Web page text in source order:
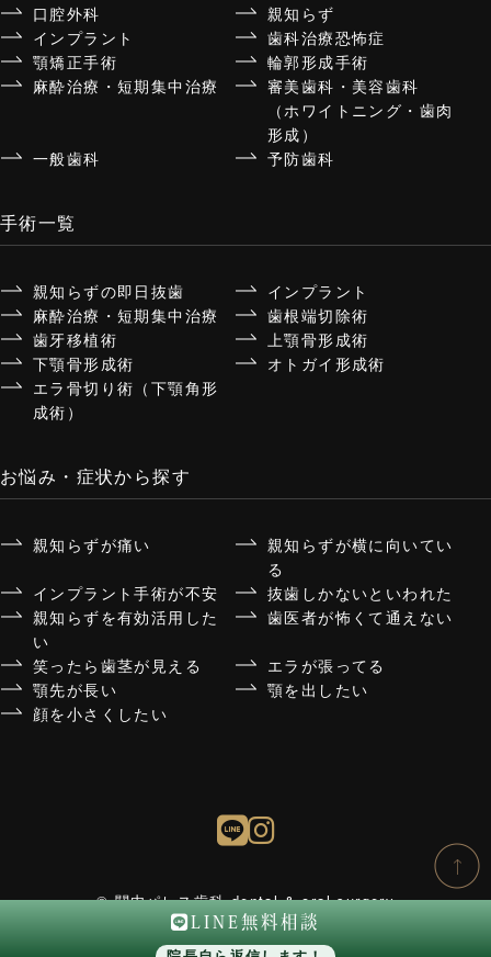
LINE無料相談
口腔外科
親知らず
インプラント
歯科治療恐怖症
顎矯正手術
輪郭形成手術
麻酔治療・短期集中治療
審美歯科・美容歯科
（ホワイトニング・歯肉
形成）
一般歯科
予防歯科
手術一覧
親知らずの即日抜歯
インプラント
麻酔治療・短期集中治療
歯根端切除術
歯牙移植術
上顎骨形成術
下顎骨形成術
オトガイ形成術
エラ骨切り術（下顎角形
成術）
お悩み・症状から探す
親知らずが痛い
親知らずが横に向いてい
る
インプラント手術が不安
抜歯しかないといわれた
親知らずを有効活用した
い
歯医者が怖くて通えない
笑ったら歯茎が見える
エラが張ってる
顎先が長い
顎を出したい
顔を小さくしたい
© 関内パレス歯科 dental & oral surgery